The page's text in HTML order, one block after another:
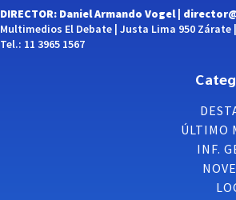
DIRECTOR: Daniel Armando Vogel |
Multimedios El Debate | Justa Lima 950 Zárate
Tel.: 11 3965 1567
ÚLTIMO
INF.